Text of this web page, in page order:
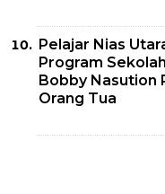
Pelajar Nias
Program
Bobby Nasution
Orang Tua